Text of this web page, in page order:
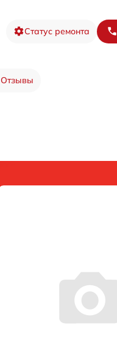
Статус ремонта
Отзывы